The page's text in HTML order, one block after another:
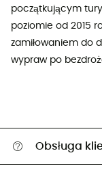
początkującym
poziomie od 2015
zamiłowaniem do
wypraw po
Obsługa